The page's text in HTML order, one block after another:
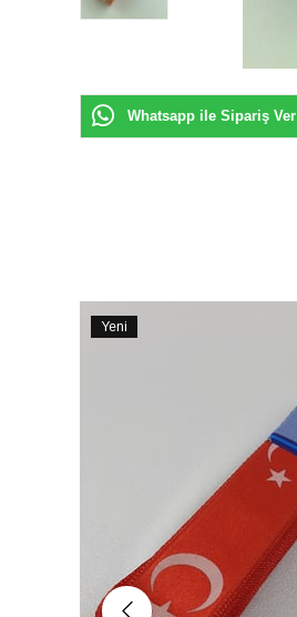
Whatsapp ile Sipariş Ver
Yeni